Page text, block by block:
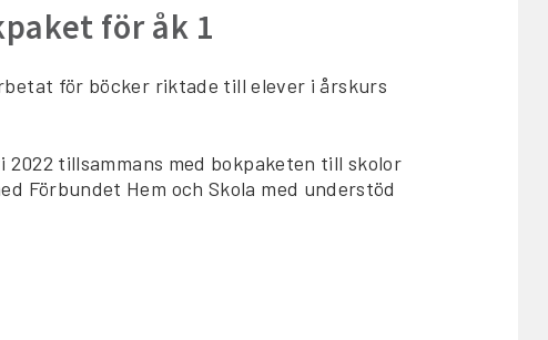
för åk 1
för böcker riktade till elever i årskurs
tillsammans med bokpaketen till skolor
Förbundet Hem och Skola med understöd